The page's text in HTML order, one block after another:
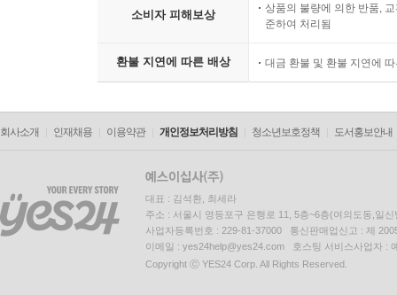
소비자 피해보상
상품의 불량에 의한 반품,
준하여 처리됨
환불 지연에 따른 배상 대금 환불 및 환불 지연에
회사소개 인재채용 이용약관 개인정보처리방침 청소년보호정책 도서홍보안내
대표 : 김석환, 최세라
주소 : 서울시 영등포구 은행로 11, 5층~6층(여의도동,일신
사업자등록번호 : 229-81-37000 통신판매업신고 : 제
이메일 : yes24help@yes24.com 호스팅 서비스사업자 :
Copyright ⓒ YES24 Corp. All Rights Reserved.